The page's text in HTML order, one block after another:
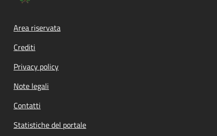
Footer menu
Area riservata
Crediti
Privacy policy
Note legali
Contatti
Statistiche del portale